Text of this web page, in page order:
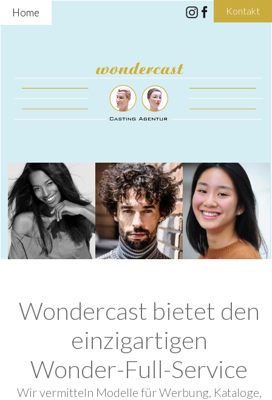
Home Kontakt
Wondercast bietet den
einzigartigen
Wonder-Full-Service
Wir vermitteln Modelle für Werbung, Kataloge,